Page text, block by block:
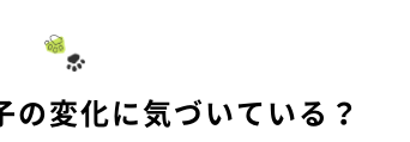
の変化に気づいている？